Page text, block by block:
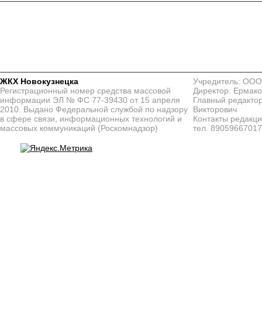
ЖКХ Новокузнецка
Регистрационный номер средства массовой
информации ЭЛ № ФС 77-39430 от 15 апреля
2010. Выдано Федеральной службой по надзору
в сфере связи, информационных технологий и
массовых коммуникаций (Роскомнадзор)
Учредитель:
Директор:
Главный
Викторович
Контакты
тел. 89059667017